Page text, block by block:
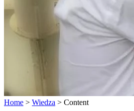
Home > Wiedza > Content